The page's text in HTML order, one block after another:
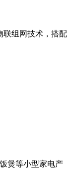
联组网技术，搭配
煲等小型家电产